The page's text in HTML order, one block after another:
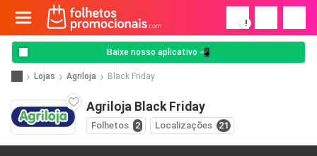
!
Baixe nosso aplicativo 📲
Lojas Agriloja Black Friday
Agriloja Black Friday
Folhetos 2 Localizações 21